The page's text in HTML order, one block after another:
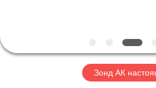
СВЯЖИТЕСЬ
МЫ
Зонд АК